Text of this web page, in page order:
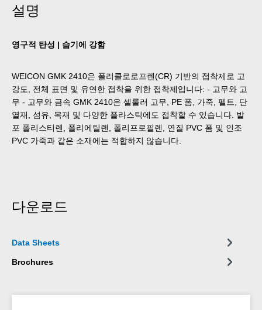
설명
영구적 탄성 | 습기에 강함
WEICON GMK 2410은 폴리클로로프렌(CR) 기반의 접착제로 고
강도, 전체 표면 및 유연한 접착을 위한 접착제입니다: - 고무와 고
무 - 고무와 금속 GMK 2410은 셀룰러 고무, PE 폼, 가죽, 펠트, 단
열재, 섬유, 목재 및 다양한 플라스틱에도 접착할 수 있습니다. 발
포 폴리스티렌, 폴리에틸렌, 폴리프로필렌, 연질 PVC 폼 및 인조
PVC 가죽과 같은 소재에는 적합하지 않습니다.
다운로드
Data Sheets
Brochures